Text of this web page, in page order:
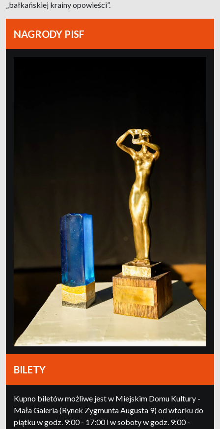
„bałkańskiej krainy opowieści”.
NAGRODY PISF
BILETY
Kupno biletów możliwe jest w Miejskim Domu Kultury -
Mała Galeria (Rynek Zygmunta Augusta 9) od wtorku do
piątku w godz. 9:00 - 17:00 i w soboty w godz. 9:00 -